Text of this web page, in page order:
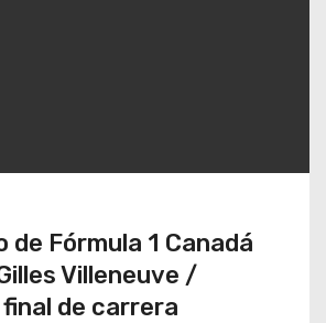
de Fórmula 1 Canadá
Villeneuve /
de carrera